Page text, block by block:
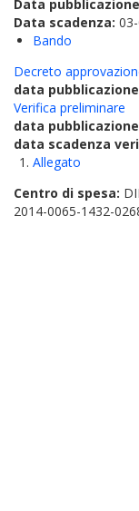
Data
Data scadenza:
Bando
Decreto
data
Verifica preliminare
data
data scadenza
Allegato
Centro di spesa:
2014-0065-1432-